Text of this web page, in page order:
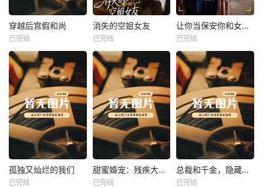
热播
未知
穿越后宫假和尚
已完结
热播
未知
消失的空姐女友
已完结
热播
未知
让你当保安你和女业主谈恋爱
已完结
热播
孤独又灿烂的我们
已完结
热播 甜蜜婚宠：残疾大佬夜夜撩
已完结
热播 总裁和千金，隐藏身份闪婚了
已完结